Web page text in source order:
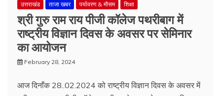
उत्तराखंड ताजा खबर पर्यावरण & मौसम शिक्षा
श्री गुरु राम राय पीजी कॉलेज पथरीबाग में
राष्ट्रीय विज्ञान दिवस के अवसर पर सेमिनार
का आयोजन
February 28, 2024
आज दिनाँक 28..02.2024 को राष्ट्रीय विज्ञान दिवस के अवसर में